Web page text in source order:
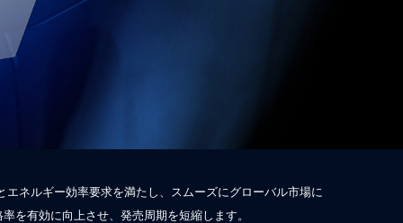
エネルギー効率要求を満たし、スムーズにグローバル市場に
を有効に向上させ、発売周期を短縮します。